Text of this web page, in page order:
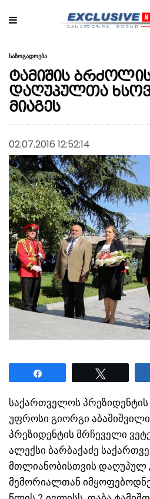
საზოგადოება
ტამიშის
დაღუპულთა
მიაგეს
02.07.2016 12:52:14
საქართველოს პრეზიდენტის
უფროსი გიორგი
პრეზიდენტის მრჩეველი
ალექსი ბარბაქაძე
მთლიანობისთვის დაღუპულ
მემორიალთან